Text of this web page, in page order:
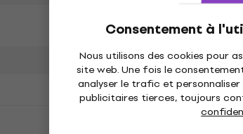
Consentement à
Nous utilisons des cookies pour
site web. Une fois le
analyser le trafic et
publicitaires tierces, toujours
Coton doux